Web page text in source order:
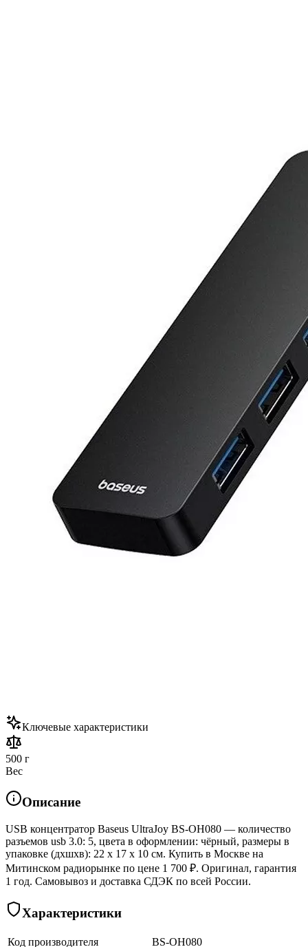
Ключевые характеристики
500 г
Вес
Описание
USB концентратор Baseus UltraJoy BS-OH080 — количество
разъемов usb 3.0: 5, цвета в оформлении: чёрный, размеры в
упаковке (дхшхв): 22 x 17 x 10 см. Купить в Москве на
Митинском радиорынке по цене 1 700 ₽. Оригинал, гарантия
1 год. Самовывоз и доставка СДЭК по всей России.
Характеристики
Код производителя BS-OH080